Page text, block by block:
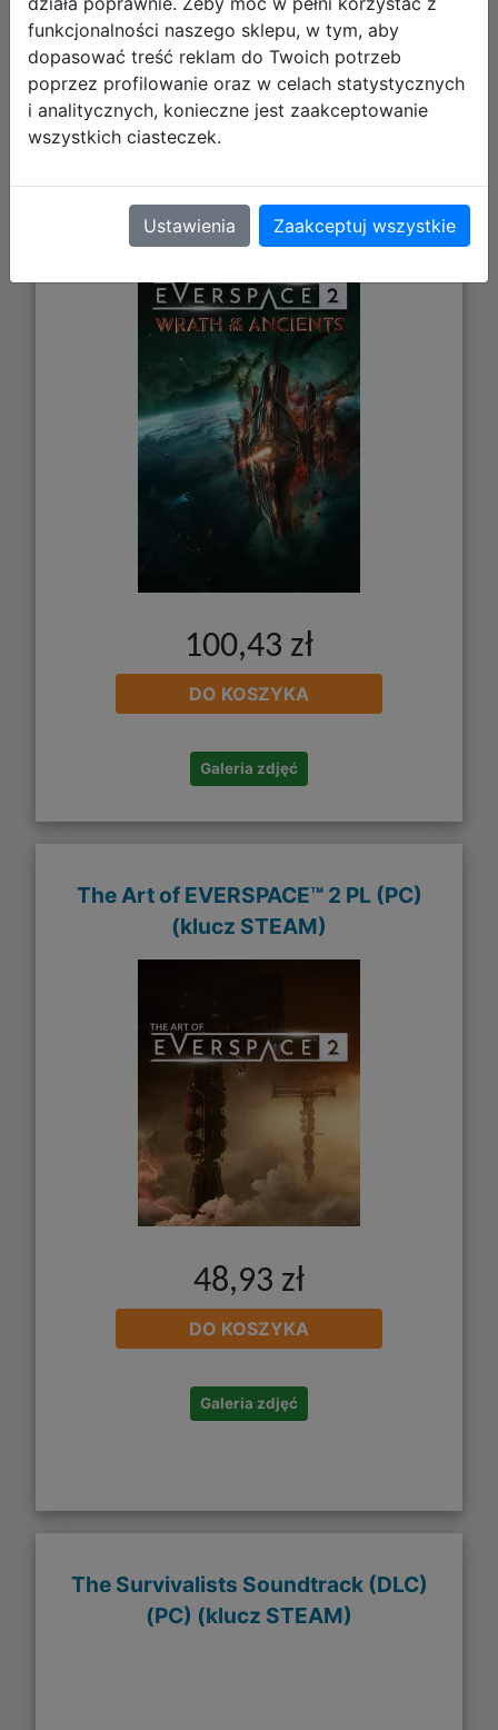
Galeria zdjęć
Ancients PL (DLC) (PC) (klucz
STEAM)
100,43 zł
DO KOSZYKA
Galeria zdjęć
The Art of EVERSPACE™ 2 PL (PC)
(klucz STEAM)
48,93 zł
DO KOSZYKA
Galeria zdjęć
The Survivalists Soundtrack (DLC)
(PC) (klucz STEAM)
funkcjonalności naszego sklepu, w tym, aby
dopasować treść reklam do Twoich potrzeb
poprzez profilowanie oraz w celach statystycznych
i analitycznych, konieczne jest zaakceptowanie
wszystkich ciasteczek.
Ustawienia Zaakceptuj wszystkie